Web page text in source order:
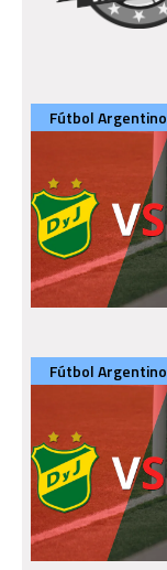
Fútbol Argentino
Fútbol Argentino